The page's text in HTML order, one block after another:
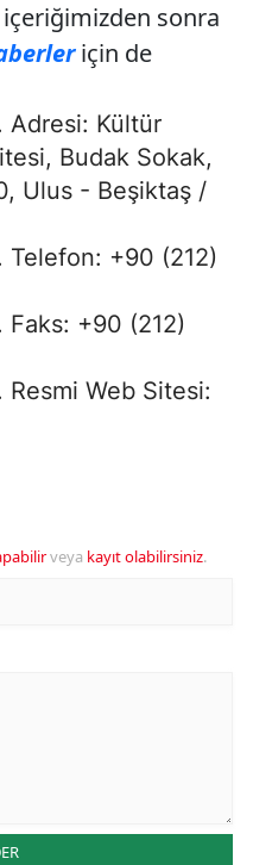
içeriğimizden sonra
için de
Adresi: Kültür
Budak Sokak,
Ulus - Beşiktaş /
Telefon: +90 (212)
+90 (212)
Web Sitesi:
veya kayıt olabilirsiniz.